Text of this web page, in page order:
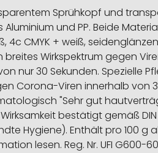
Sprühkopf und
und PP. Beide
CMYK + weiß,
Wirkspektrum gegen
nur 30 Sekunden.
Corona-Viren innerhalb von
"Sehr gut
bestätigt gemäß DIN
Hygiene). Enthält pro 100 g
lesen. Reg. Nr. UFI G600-